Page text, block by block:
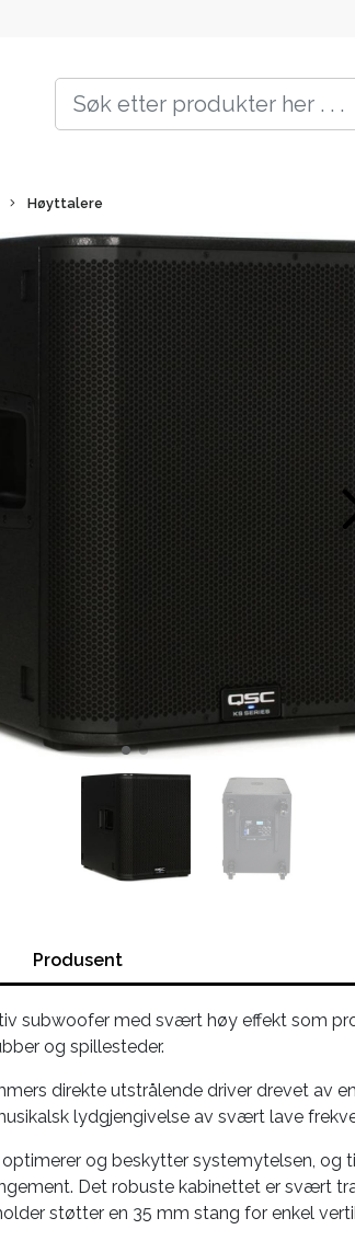
Høyttalere
Produsent
subwoofer med svært høy effekt som
og spillesteder.
direkte utstrålende driver drevet av
lydgjengivelse av svært lave
optimerer og beskytter systemytelsen,
Det robuste kabinettet er svært
støtter en 35 mm stang for enkel